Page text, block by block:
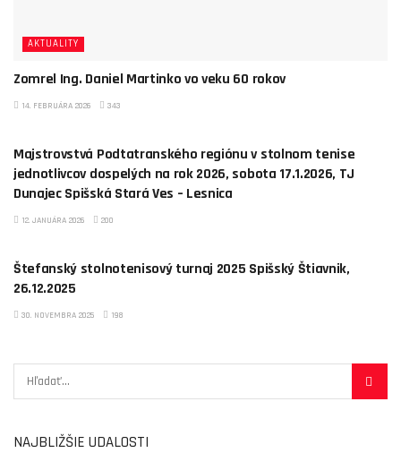
AKTUALITY
Zomrel Ing. Daniel Martinko vo veku 60 rokov
14. FEBRUÁRA 2026 343
Majstrovstvá Podtatranského regiónu v stolnom tenise
jednotlivcov dospelých na rok 2026, sobota 17.1.2026, TJ
Dunajec Spišská Stará Ves – Lesnica
12. JANUÁRA 2026 200
Štefanský stolnotenisový turnaj 2025 Spišský Štiavnik,
26.12.2025
30. NOVEMBRA 2025 198
NAJBLIŽŠIE UDALOSTI